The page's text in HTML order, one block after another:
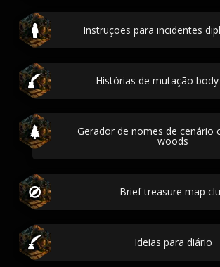
Instruções para incidentes
Histórias de mutação
Gerador de nomes de cenário
woods
Brief treasure map
Ideias para diário